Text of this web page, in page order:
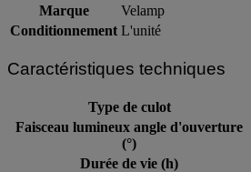
Marque
Velamp
Conditionnement L'unité
Caractéristiques techniques
Type de culot
Faisceau lumineux angle d'ouverture
(°)
Durée de vie (h)